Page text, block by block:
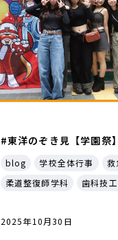
#東洋のぞき見【学園祭】
blog 学校全体行事
救
柔道整復師学科
歯科技
2025年10月30日